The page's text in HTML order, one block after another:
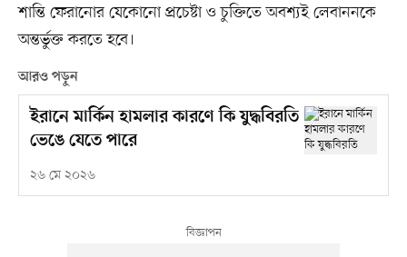
শান্তি ফেরানোর যেকোনো প্রচেষ্টা ও চুক্তিতে অবশ্যই লেবাননকে
অন্তর্ভুক্ত করতে হবে।
আরও পড়ুন
ইরানে মার্কিন হামলার কারণে কি যুদ্ধবিরতি
ভেঙে যেতে পারে
২৬ মে ২০২৬